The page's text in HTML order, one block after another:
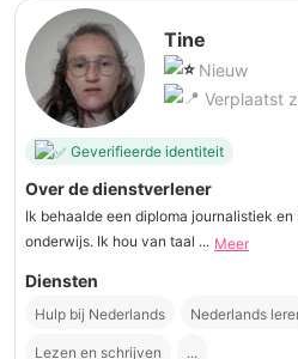
Tine
Nieuw
Verplaatst
Geverifieerde identiteit
Over de dienstverlener
Ik behaalde een diploma journalistiek
onderwijs. Ik hou van taal ... Meer
Diensten
Hulp bij Nederlands Nederlands
Lezen en schrijven ...